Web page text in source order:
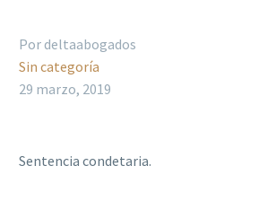
Por deltaabogados
Sin categoría
29 marzo, 2019
Sentencia condetaria.